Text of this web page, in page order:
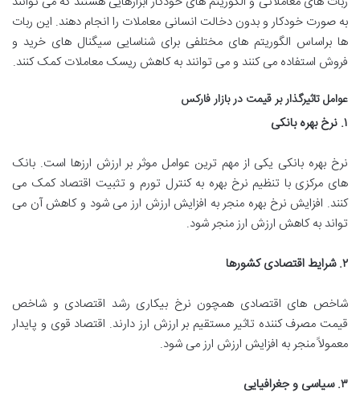
به صورت خودکار و بدون دخالت انسانی معاملات را انجام دهند. این ربات
ها براساس الگوریتم های مختلفی برای شناسایی سیگنال های خرید و
فروش استفاده می کنند و می توانند به کاهش ریسک معاملات کمک کنند.
عوامل تاثیرگذار بر قیمت در بازار فارکس
۱. نرخ بهره بانکی
نرخ بهره بانکی یکی از مهم ترین عوامل موثر بر ارزش ارزها است. بانک
های مرکزی با تنظیم نرخ بهره به کنترل تورم و تثبیت اقتصاد کمک می
کنند. افزایش نرخ بهره منجر به افزایش ارزش ارز می شود و کاهش آن می
تواند به کاهش ارزش ارز منجر شود.
۲.شرایط اقتصادی کشورها
شاخص های اقتصادی همچون نرخ بیکاری رشد اقتصادی و شاخص
قیمت مصرف کننده تاثیر مستقیم بر ارزش ارز دارند. اقتصاد قوی و پایدار
معمولاً منجر به افزایش ارزش ارز می شود.
۳.سیاسی و جغرافیایی